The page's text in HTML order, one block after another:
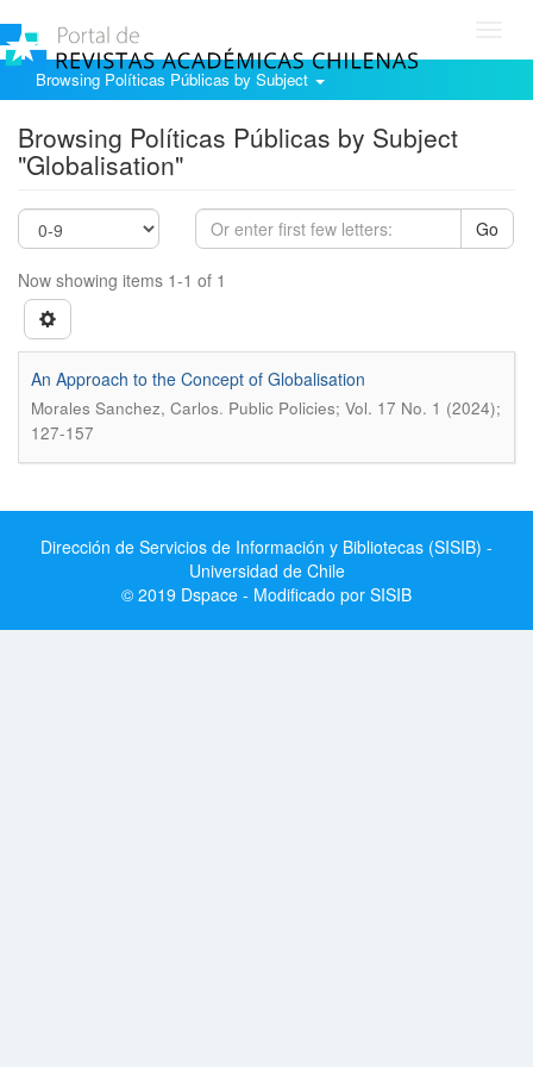
Browsing Políticas Públicas by Subject
Browsing Políticas Públicas by Subject
"Globalisation"
Go
Now showing items 1-1 of 1
An Approach to the Concept of Globalisation
Morales Sanchez, Carlos. Public Policies; Vol. 17 No. 1 (2024);
127-157
Dirección de Servicios de Información y Bibliotecas (SISIB) -
Universidad de Chile
© 2019 Dspace - Modificado por SISIB